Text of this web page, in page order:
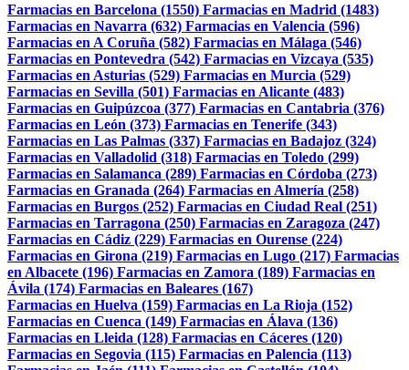
Farmacias en Barcelona (1550) Farmacias en Madrid (1483)
Farmacias en Navarra (632) Farmacias en Valencia (596)
Farmacias en A Coruña (582) Farmacias en Málaga (546)
Farmacias en Pontevedra (542) Farmacias en Vizcaya (535)
Farmacias en Asturias (529) Farmacias en Murcia (529)
Farmacias en Sevilla (501) Farmacias en Alicante (483)
Farmacias en Guipúzcoa (377) Farmacias en Cantabria (376)
Farmacias en León (373) Farmacias en Tenerife (343)
Farmacias en Las Palmas (337) Farmacias en Badajoz (324)
Farmacias en Valladolid (318) Farmacias en Toledo (299)
Farmacias en Salamanca (289) Farmacias en Córdoba (273)
Farmacias en Granada (264) Farmacias en Almería (258)
Farmacias en Burgos (252) Farmacias en Ciudad Real (251)
Farmacias en Tarragona (250) Farmacias en Zaragoza (247)
Farmacias en Cádiz (229) Farmacias en Ourense (224)
Farmacias en Girona (219) Farmacias en Lugo (217) Farmacias
en Albacete (196) Farmacias en Zamora (189) Farmacias en
Ávila (174) Farmacias en Baleares (167)
Farmacias en Huelva (159) Farmacias en La Rioja (152)
Farmacias en Cuenca (149) Farmacias en Álava (136)
Farmacias en Lleida (128) Farmacias en Cáceres (120)
Farmacias en Segovia (115) Farmacias en Palencia (113)